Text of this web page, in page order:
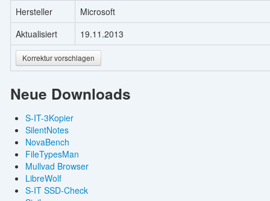
Hersteller
Microsoft
Aktualisiert
19.11.2013
Korrektur vorschlagen
Neue Downloads
S-IT-3Kopier
SilentNotes
NovaBench
FileTypesMan
Mullvad Browser
LibreWolf
S-IT SSD-Check